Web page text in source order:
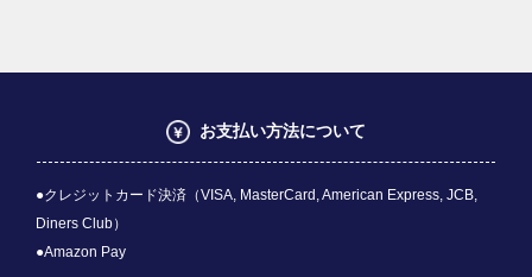
お支払い方法について
●クレジットカード決済（VISA, MasterCard, American Express, JCB,
Diners Club）
●Amazon Pay